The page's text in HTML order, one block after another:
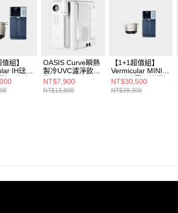
組】
IH琺瑯
鍋 (海鹽
/飛魚
極沁冰
OASIS Curve瞬熱
製冷UVC濾淨飲水
機
NT$7,900
NT$13,800
【1+1超值組】
Vermicular MINI
IH 琺瑯電子鑄鐵鍋
(海鹽白/飛魚銀/松
露黑)+OASIS 極沁
NT$30,500
NT$38,300